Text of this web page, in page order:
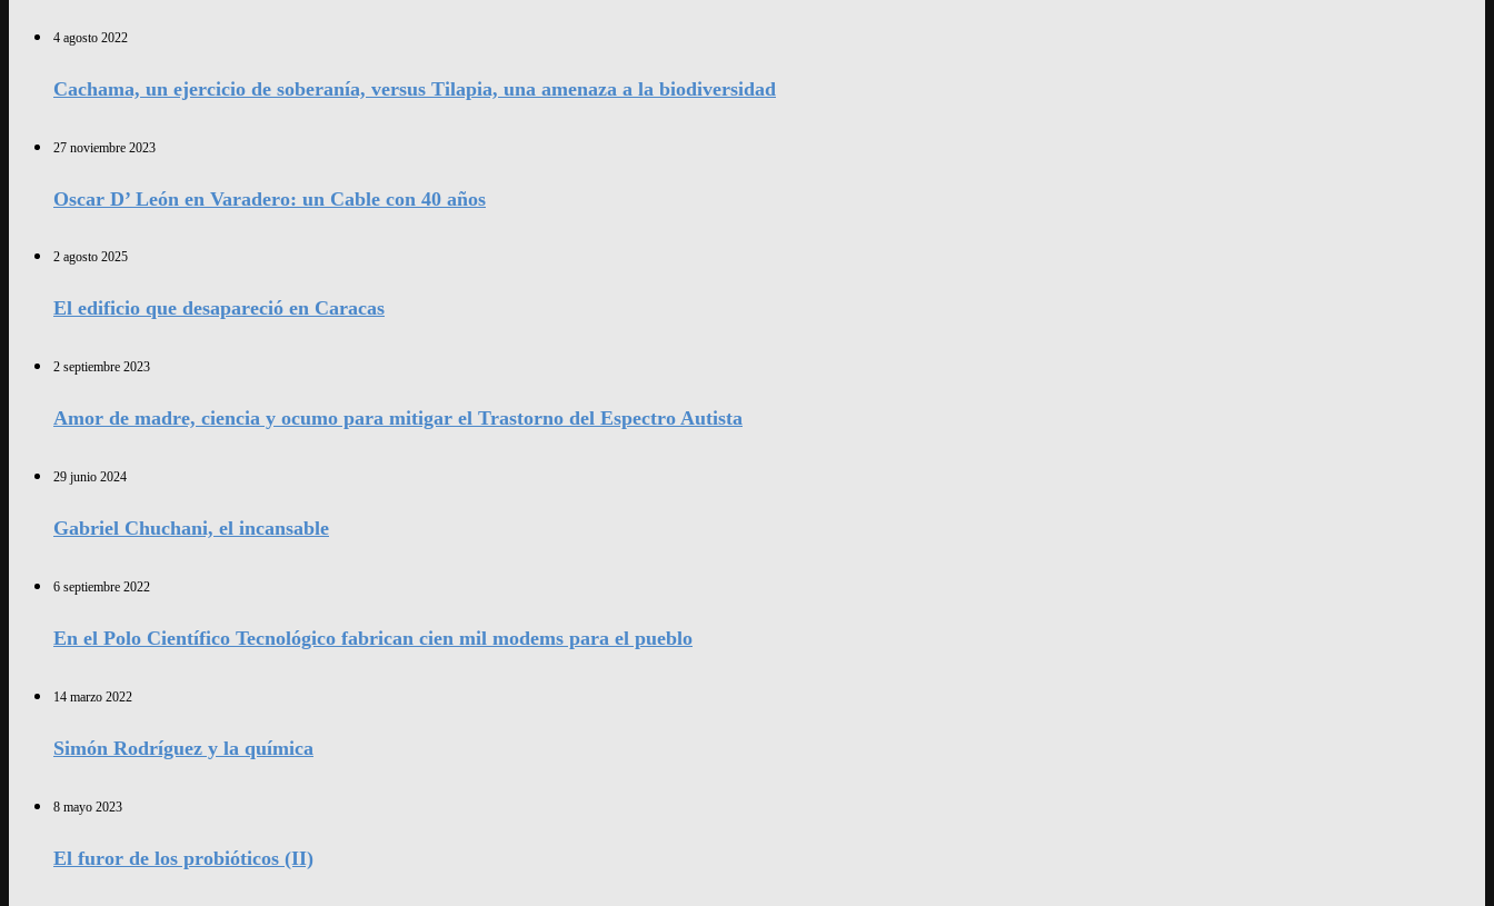
4 agosto 2022
Cachama, un ejercicio de soberanía, versus Tilapia, una amenaza a la biodiversidad
27 noviembre 2023
Oscar D’ León en Varadero: un Cable con 40 años
2 agosto 2025
El edificio que desapareció en Caracas
2 septiembre 2023
Amor de madre, ciencia y ocumo para mitigar el Trastorno del Espectro Autista
29 junio 2024
Gabriel Chuchani, el incansable
6 septiembre 2022
En el Polo Científico Tecnológico fabrican cien mil modems para el pueblo
14 marzo 2022
Simón Rodríguez y la química
8 mayo 2023
El furor de los probióticos (II)